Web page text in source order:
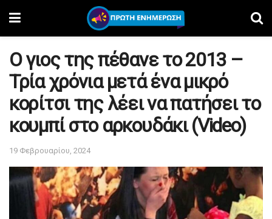
Ο γιος της πέθανε το 2013 –
Τρία χρόνια μετά ένα μικρό
κορίτσι της λέει να πατήσει το
κουμπί στο αρκουδάκι (Video)
19 Φεβρουαρίου, 2024